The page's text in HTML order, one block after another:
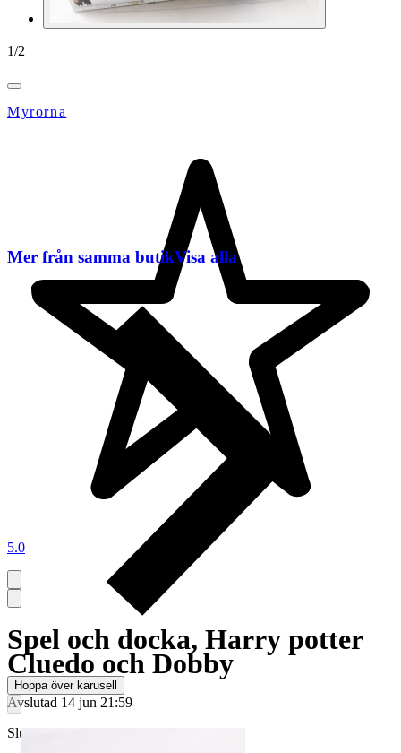
1/2
Myrorna
5.0
Spel och docka, Harry potter
Cluedo och Dobby
Avslutad 14 jun 21:59
Slutpris
Mer från samma butikVisa alla
Hoppa över karusell